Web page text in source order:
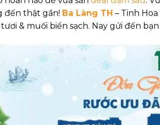
đến thật gần! Ba Làng TH – Tinh
& muối biển sạch. Nay gửi đến